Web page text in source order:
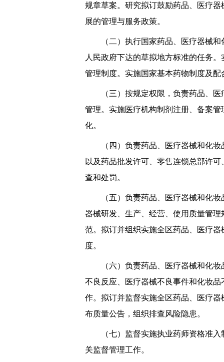
规章草案。研究拟订鼓励药品、医疗
展的管理与服务政策。
（二）执行国家药品、医疗器械和
人民政府下达的草拟地方标准的任务
管理制度。实施国家基本药物制度及
（三）按规定权限，负责药品、医
管理。实施医疗机构制剂注册、备案
化。
（四）负责药品、医疗器械和化妆
以及药品批发许可、零售连锁总部许
查和处罚。
（五）负责药品、医疗器械和化妆
器械研发、生产、经营、使用质量管
范。拟订并组织实施全区药品、医疗
度。
（六）负责药品、医疗器械和化妆
不良反应、医疗器械不良事件和化妆
作。拟订并监督实施全区药品、医疗
布质量公告，组织排查风险隐患。
（七）监督实施执业药师资格准入
关监督管理工作。